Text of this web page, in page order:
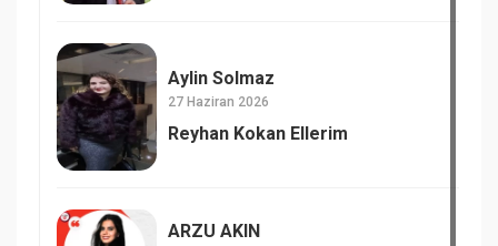
Aylin Solmaz
27 Haziran 2026
Reyhan Kokan Ellerim
ARZU AKIN